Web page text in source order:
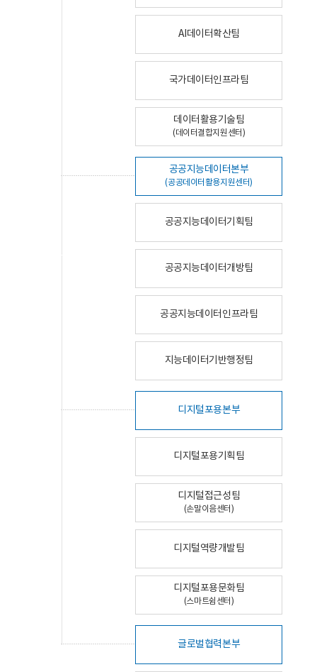
AI데이터확산팀
국가데이터인프라팀
데이터활용기술팀
(데이터결합지원센터)
공공지능데이터본부
(공공데이터활용지원센터)
공공지능데이터기획팀
공공지능데이터개방팀
공공지능데이터인프라팀
지능데이터기반행정팀
디지털포용본부
디지털포용기획팀
디지털접근성팀
(손말이음센터)
디지털역량개발팀
디지털포용문화팀
(스마트쉼센터)
글로벌협력본부